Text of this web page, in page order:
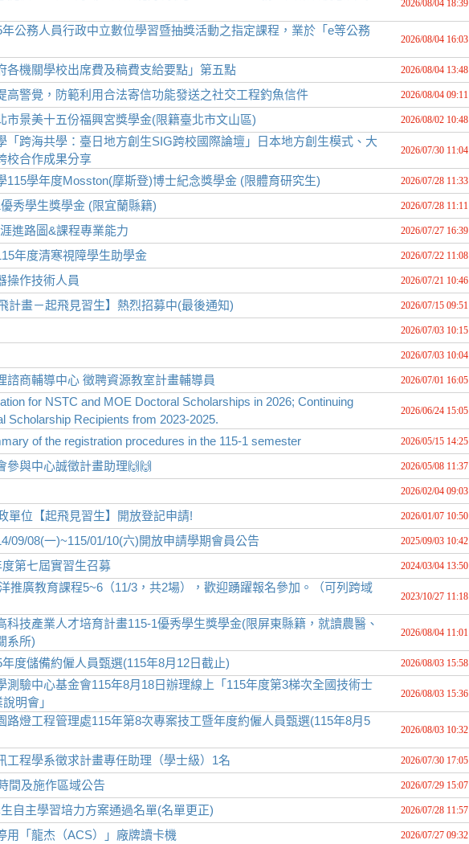
2026/08/04 18:39
公務人員行政中立數位學習暨抽獎活動之指定課程，業於「e等公務
2026/08/04 16:03
各機關學校出席費及稿費支給要點」第五點 2026/08/04 13:48
高警覺，防範利用合法寄信功能發送之社交工程釣魚信件 2026/08/04 09:11
市景美十五份福興宮獎學金(限籍臺北市文山區) 2026/08/02 10:48
「跨海共學：臺日地方創生SIG跨校國際論壇」日本地方創生模式、大
校合作成果分享
2026/07/30 11:04
115學年度Mosston(摩斯登)博士紀念獎學金 (限體育研究生) 2026/07/28 11:33
秀學生獎學金 (限宜蘭縣籍) 2026/07/28 11:11
進路圖&課程專業能力 2026/07/27 16:39
年度清寒視障學生助學金 2026/07/22 11:08
操作技術人員 2026/07/21 10:46
計畫－起飛見習生】熱烈招募中(最後通知) 2026/07/15 09:51
2026/07/03 10:15
2026/07/03 10:04
諮商輔導中心 徵聘資源教室計畫輔導員 2026/07/01 16:05
for NSTC and MOE Doctoral Scholarships in 2026; Continuing
Scholarship Recipients from 2023-2025.
2026/06/24 15:05
of the registration procedures in the 115-1 semester 2026/05/15 14:25
參與中心誠徵計畫助理🙌🙌 2026/05/08 11:37
2026/02/04 09:03
單位【起飛見習生】開放登記申請! 2026/01/07 10:50
09/08(一)~115/01/10(六)開放申請學期會員公告 2025/09/03 10:42
第七屆實習生召募 2024/03/04 13:50
推廣教育課程5~6（11/3，共2場），歡迎踴躍報名參加。（可列跨域
2023/10/27 11:18
科技產業人才培育計畫115-1優秀學生獎學金(限屏東縣籍，就讀農醫、
系所)
2026/08/04 11:01
度儲備約僱人員甄選(115年8月12日截止) 2026/08/03 15:58
測驗中心基金會115年8月18日辦理線上「115年度第3梯次全國技術士
明會」
2026/08/03 15:36
路燈工程管理處115年第8次專案技工暨年度約僱人員甄選(115年8月5
2026/08/03 10:32
工程學系徵求計畫專任助理（學士級）1名 2026/07/30 17:05
間及施作區域公告 2026/07/29 15:07
自主學習培力方案通過名單(名單更正) 2026/07/28 11:57
用「龍杰（ACS）」廠牌讀卡機 2026/07/27 09:32